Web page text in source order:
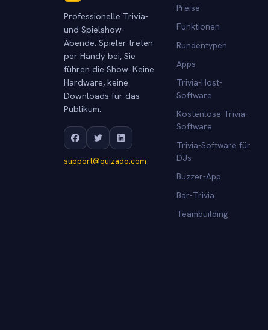
Professionelle Trivia-
und Spielshow-
Abende. Spieler treten
per Handy bei, Sie
führen die Show. Keine
Hardware, keine
Downloads für das
Publikum.
support@quizado.com
Preise
Funktionen
Rundentypen
Apps
Trivia-Host-
Software
Kostenlose Trivia-
Software
Trivia-Software für
DJs
Buzzer-App
Bar-Trivia
Teambuilding